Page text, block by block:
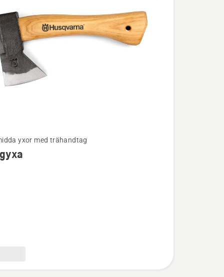
yxor med trähandtag